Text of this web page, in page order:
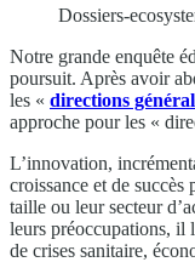
Dossiers-
Notre grande enquête
poursuit. Après avoir
les « directions
approche pour les «
L’innovation,
croissance et de
taille ou leur secteur
leurs préoccupations, il
de crises sanitaire,